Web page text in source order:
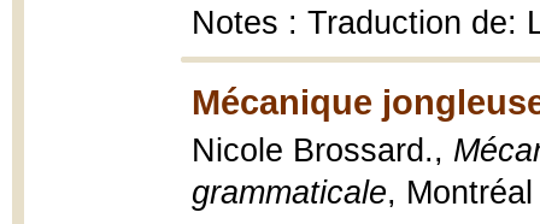
Notes : Traduction de:
Mécanique
Nicole Brossard.,
grammaticale,